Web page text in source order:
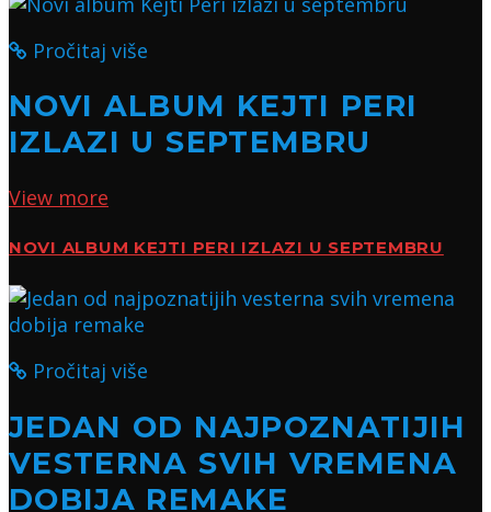
Pročitaj više
NOVI ALBUM KEJTI PERI
IZLAZI U SEPTEMBRU
View more
NOVI ALBUM KEJTI PERI IZLAZI U SEPTEMBRU
Pročitaj više
JEDAN OD NAJPOZNATIJIH
VESTERNA SVIH VREMENA
DOBIJA REMAKE